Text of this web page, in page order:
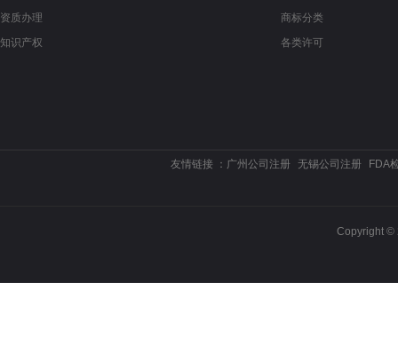
资质办理
知识产权
商标分类
各类许可
友情链接 ： 广州公司注册 无锡公司注册 FDA
Copyright ©